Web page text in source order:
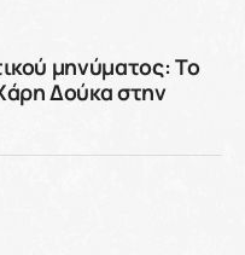
μηνύματος: Το
Δούκα στην